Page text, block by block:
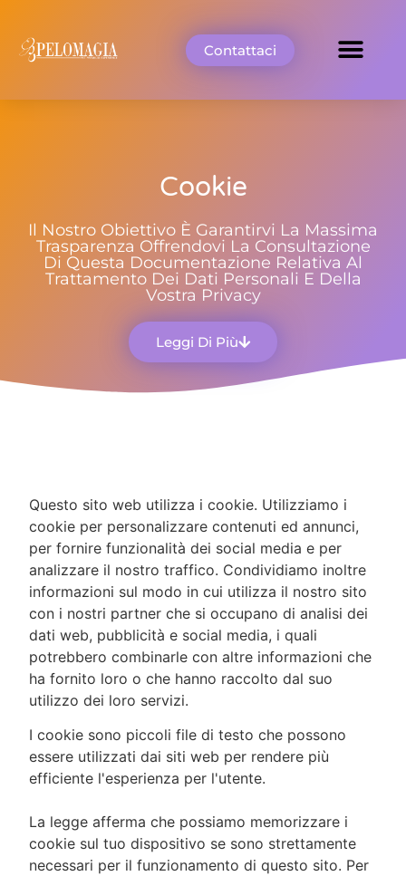
Contattaci
Cookie
Il Nostro Obiettivo È Garantirvi La Massima
Trasparenza Offrendovi La Consultazione
Di Questa Documentazione Relativa Al
Trattamento Dei Dati Personali E Della
Vostra Privacy
Leggi Di Più
Questo sito web utilizza i cookie. Utilizziamo i
cookie per personalizzare contenuti ed annunci,
per fornire funzionalità dei social media e per
analizzare il nostro traffico. Condividiamo inoltre
informazioni sul modo in cui utilizza il nostro sito
con i nostri partner che si occupano di analisi dei
dati web, pubblicità e social media, i quali
potrebbero combinarle con altre informazioni che
ha fornito loro o che hanno raccolto dal suo
utilizzo dei loro servizi.
I cookie sono piccoli file di testo che possono
essere utilizzati dai siti web per rendere più
efficiente l'esperienza per l'utente.
La legge afferma che possiamo memorizzare i
cookie sul tuo dispositivo se sono strettamente
necessari per il funzionamento di questo sito. Per